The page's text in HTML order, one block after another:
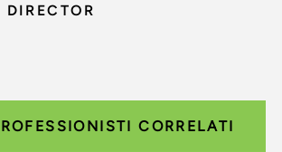
CORRELATI